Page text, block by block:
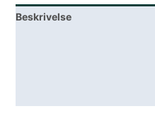
Beskrivelse